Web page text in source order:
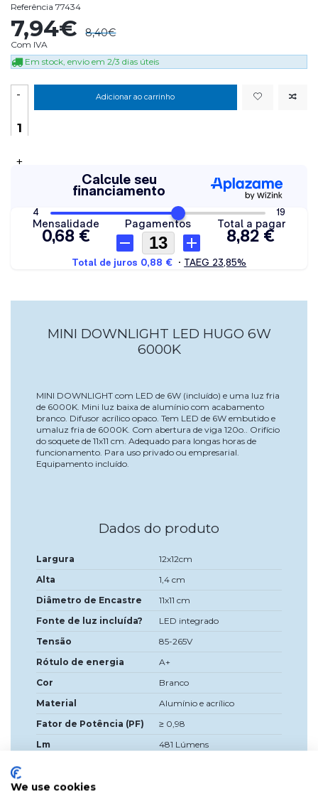
Referência 77434
7,94€ 8,40€
Com IVA
Em stock, envio em 2/3 dias úteis
-
+
Adicionar ao carrinho
MINI DOWNLIGHT LED HUGO 6W
6000K
MINI DOWNLIGHT com LED de 6W (incluído) e uma luz fria
de 6000K. Mini luz baixa de alumínio com acabamento
branco. Difusor acrílico opaco. Tem LED de 6W embutido e
umaluz fria de 6000K. Com abertura de viga 120o.. Orifício
do soquete de 11x11 cm. Adequado para longas horas de
funcionamento. Para uso privado ou empresarial.
Equipamento incluído.
Dados do produto
Largura
12x12cm
Alta
1,4 cm
Diâmetro de Encastre
11x11 cm
Fonte de luz incluída?
LED integrado
Tensão
85-265V
Rótulo de energia
A+
Cor
Branco
Material
Alumínio e acrílico
Fator de Potência (PF)
≥ 0,98
Lm
481 Lúmens
Número de ignição
We use cookies